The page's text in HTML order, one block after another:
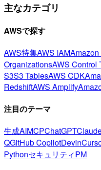
主なカテゴリ
AWSで探す
AWS特集AWS IAM
OrganizationsAWS Control
S3S3 TablesAWS CDK
RedshiftAWS Amplify
注目のテーマ
生成AIMCPChatGPT
QGitHub CopilotDevin
PythonセキュリティPM